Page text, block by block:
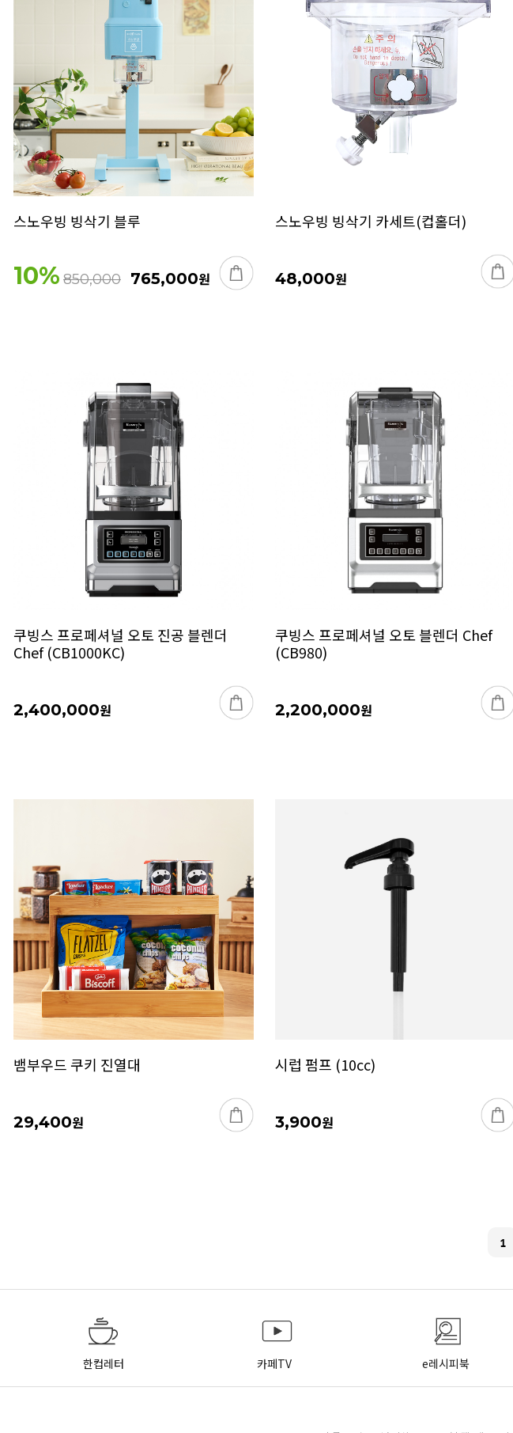
스노우빙 빙삭기 블루
10% 850,000 765,000원
스노우빙 빙삭기 카세트(컵홀더)
48,000원
쿠빙스 프로페셔널 오토 진공 블렌더
Chef (CB1000KC)
2,400,000원
쿠빙스 프로페셔널 오토 블렌더 Chef
(CB980)
2,200,000원
뱀부우드 쿠키 진열대
29,400원
시럽 펌프 (10cc)
3,900원
1
한컵레터 카페TV e레시피북